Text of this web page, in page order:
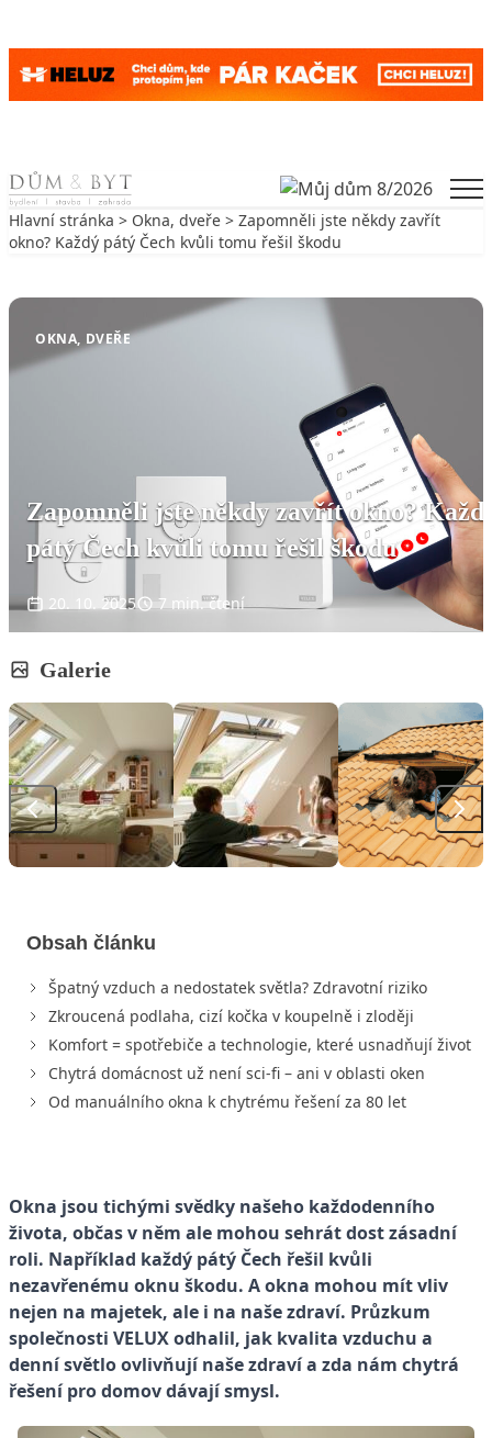
Skip to content
Hlavní stránka > Okna, dveře > Zapomněli jste někdy zavřít
okno? Každý pátý Čech kvůli tomu řešil škodu
OKNA, DVEŘE
Zapomněli jste někdy zavřít okno?
pátý Čech kvůli tomu řešil škodu
20. 10. 2025 7 min. čtení
Galerie
Obsah článku
Špatný vzduch a nedostatek světla? Zdravotní riziko
Zkroucená podlaha, cizí kočka v koupelně i zloději
Komfort = spotřebiče a technologie, které usnadňují život
Chytrá domácnost už není sci-fi – ani v oblasti oken
Od manuálního okna k chytrému řešení za 80 let
Okna jsou tichými svědky našeho každodenního
života, občas v něm ale mohou sehrát dost zásadní
roli. Například každý pátý Čech řešil kvůli
nezavřenému oknu škodu. A okna mohou mít vliv
nejen na majetek, ale i na naše zdraví. Průzkum
společnosti VELUX odhalil, jak kvalita vzduchu a
denní světlo ovlivňují naše zdraví a zda nám chytrá
řešení pro domov dávají smysl.